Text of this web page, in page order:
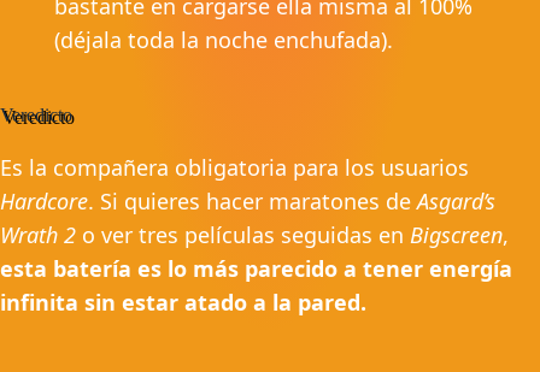
bastante en cargarse ella misma al 100%
(déjala toda la noche enchufada).
Veredicto
Es la compañera obligatoria para los usuarios
Hardcore. Si quieres hacer maratones deAsgard’s
Wrath 2 o ver tres películas seguidas en Bigscreen,
esta batería es lo más parecido a tener energía
infinita sin estar atado a la pared.